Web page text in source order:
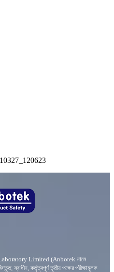
Limited (Anbotek নামে
স্বাধীন, কর্তৃত্বপূর্ণ তৃতীয় পক্ষের পরীক্ষামূলক